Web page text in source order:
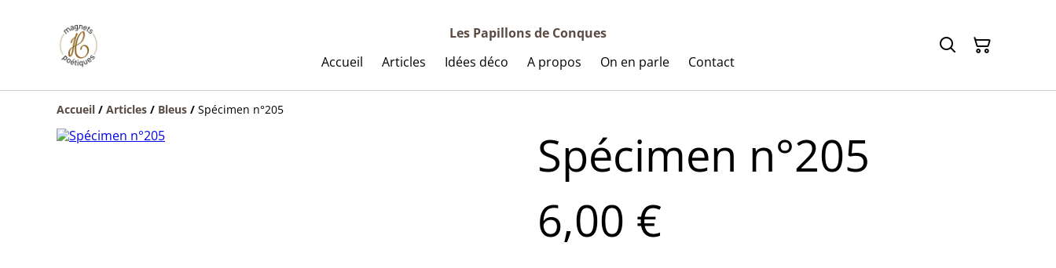
Les Papillons de Conques
Accueil
Articles Idées déco A propos On en parle Contact
Accueil / Articles / Bleus / Spécimen n°205
Spécimen n°205
6,00 €